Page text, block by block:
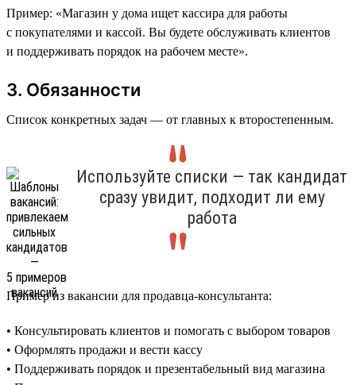
Пример: «Магазин у дома ищет кассира для работы
с покупателями и кассой. Вы будете обслуживать клиентов
и поддерживать порядок на рабочем месте».
3. Обязанности
Список конкретных задач — от главных к второстепенным.
Используйте списки — так кандидат
сразу увидит, подходит ли ему
работа
Пример из вакансии для продавца-консультанта:
• Консультировать клиентов и помогать с выбором товаров
• Оформлять продажи и вести кассу
• Поддерживать порядок и презентабельный вид магазина